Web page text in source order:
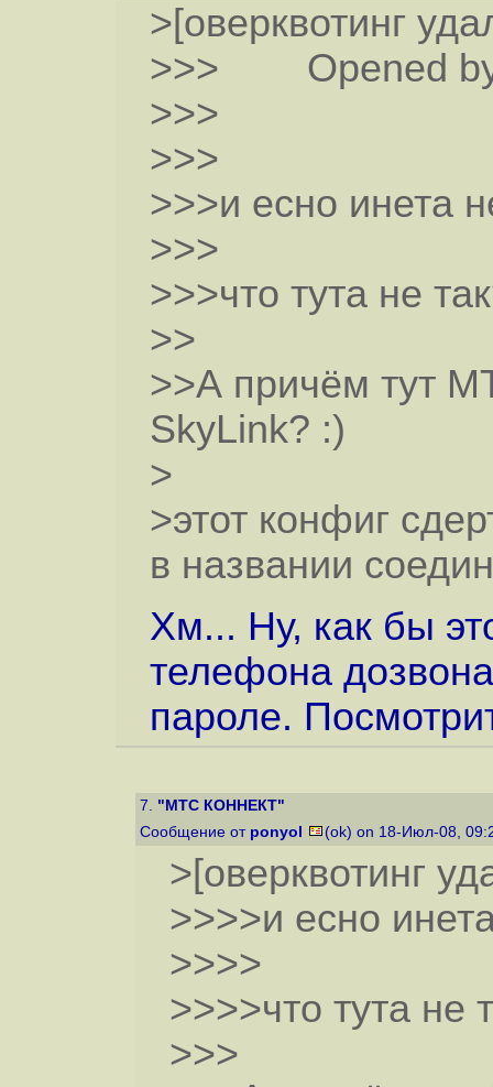
>[оверквотинг
>>> Opened by
>>>
>>>
>>>и есно инета
>>>
>>>что тута не
>>
>>А причём тут
SkyLink? :)
>
>этот конфиг
в названии
Хм... Ну, как бы
телефона
пароле.
7. "МТС КОННЕКТ"
Сообщение от ponyol (ok) on 18-Июл-08,
>[оверквотинг
>>>>и есно
>>>>
>>>>что тута не
>>>